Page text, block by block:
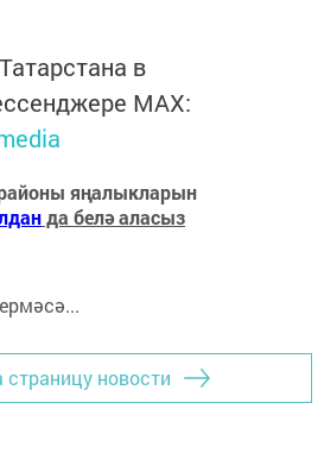
в
MАХ:
яңалыкларын
да белә аласыз
страницу новости